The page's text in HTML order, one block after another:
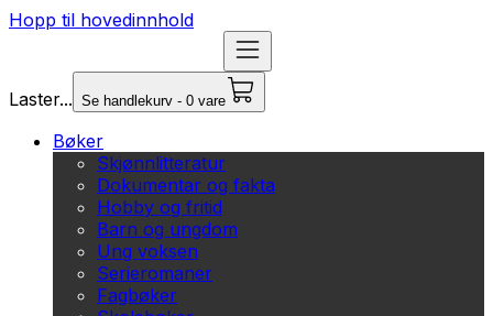
Hopp til hovedinnhold
Laster... Se handlekurv - 0 vare
Bøker
Skjønnlitteratur
Dokumentar og fakta
Hobby og fritid
Barn og ungdom
Ung voksen
Serieromaner
Fagbøker